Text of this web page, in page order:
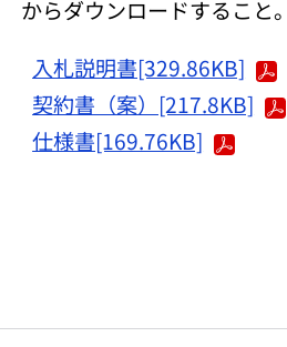
からダウンロードすること。
入札説明書[329.86KB]
契約書（案）[217.8KB]
仕様書[169.76KB]